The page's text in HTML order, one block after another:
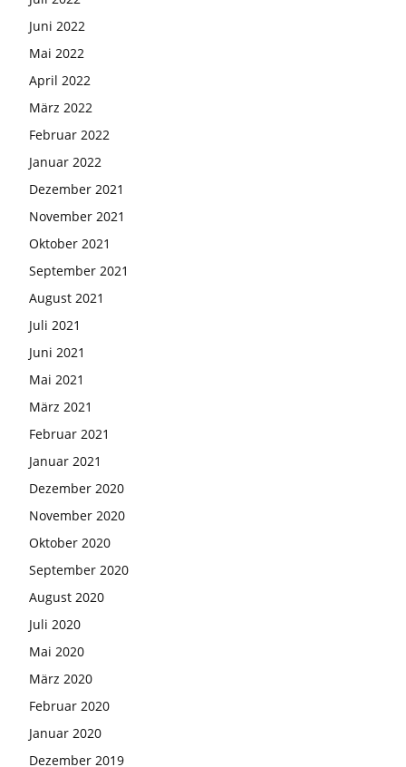
Juni 2022
Mai 2022
April 2022
März 2022
Februar 2022
Januar 2022
Dezember 2021
November 2021
Oktober 2021
September 2021
August 2021
Juli 2021
Juni 2021
Mai 2021
März 2021
Februar 2021
Januar 2021
Dezember 2020
November 2020
Oktober 2020
September 2020
August 2020
Juli 2020
Mai 2020
März 2020
Februar 2020
Januar 2020
Dezember 2019